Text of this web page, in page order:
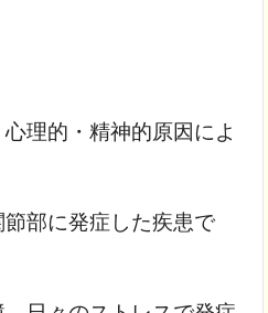
理的・精神的原因によ
部に発症した疾患で